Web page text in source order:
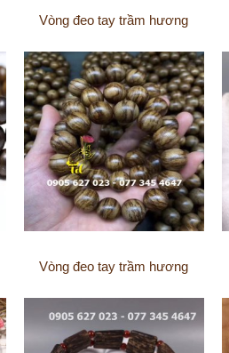
Vòng đeo tay trầm hương
Vòng đeo tay trầm hương